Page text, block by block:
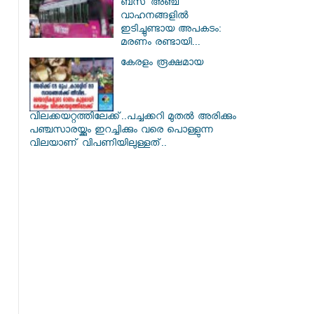
ബസ് അഞ്ച്
വാഹനങ്ങളിൽ
ഇടിച്ചുണ്ടായ അപകടം:
മരണം രണ്ടായി...
കേരളം രൂക്ഷമായ
വിലക്കയറ്റത്തിലേക്ക്..പച്ചക്കറി മുതൽ അരിക്കും
പഞ്ചസാരയ്ക്കും ഇറച്ചിക്കും വരെ പൊള്ളുന്ന
വിലയാണ് വിപണിയിലുള്ളത്..